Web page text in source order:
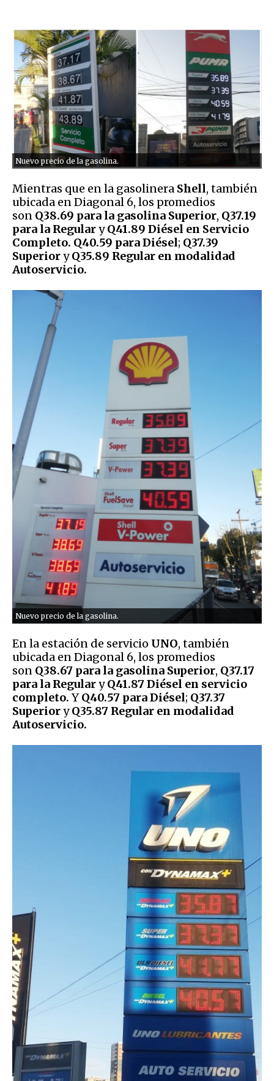
Nuevo precio de la gasolina.
Mientras que en la gasolinera Shell, también
ubicada en Diagonal 6, los promedios
son Q38.69 para la gasolina Superior, Q37.19
para la RegularyQ41.89 Diésel en Servicio
Completo. Q40.59 para Diésel; Q37.39
SuperioryQ35.89 Regular en modalidad
Autoservicio.
Nuevo precio de la gasolina.
En la estación de servicio UNO, también
ubicada en Diagonal 6, los promedios
son Q38.67 para la gasolina Superior, Q37.17
para la RegularyQ41.87 Diésel en servicio
completo. YQ40.57 para Diésel; Q37.37
SuperioryQ35.87 Regular en modalidad
Autoservicio.